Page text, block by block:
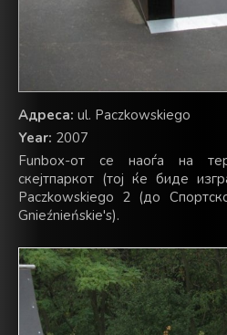
Адреса: ul. Paczkowskiego
Year: 2007
Funbox-от се наоѓа на
скејтпаркот (тој ќе биде
Paczkowskiego 2 (до
Gnieźnieńskie's).